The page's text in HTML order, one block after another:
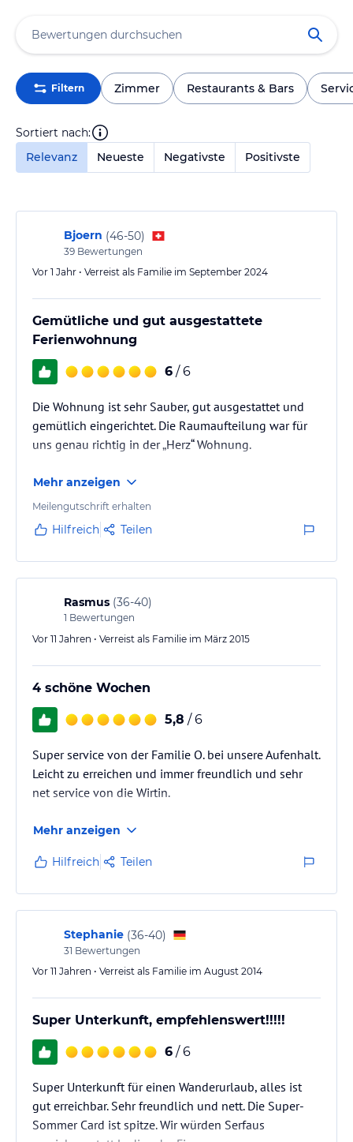
Filtern Zimmer Restaurants & Bars
Sortiert nach:
Relevanz
Neueste Negativste Positivste
Bjoern (46-50)
39 Bewertungen
Vor 1 Jahr • Verreist als Familie im September 2024
Gemütliche und gut ausgestattete
Ferienwohnung
6 / 6
Die Wohnung ist sehr Sauber, gut ausgestattet und
gemütlich eingerichtet. Die Raumaufteilung war für
uns genau richtig in der „Herz“ Wohnung.
Mehr anzeigen
Meilengutschrift erhalten
Hilfreich Teilen
Rasmus (36-40)
1 Bewertungen
Vor 11 Jahren • Verreist als Familie im März 2015
4 schöne Wochen
5,8 / 6
Super service von der Familie O. bei unsere Aufenhalt.
Leicht zu erreichen und immer freundlich und sehr
net service von die Wirtin.
Mehr anzeigen
Hilfreich Teilen
Stephanie (36-40)
31 Bewertungen
Vor 11 Jahren • Verreist als Familie im August 2014
Super Unterkunft, empfehlenswert!!!!!
6 / 6
Super Unterkunft für einen Wanderurlaub, alles ist
gut erreichbar. Sehr freundlich und nett. Die Super-
Sommer Card ist spitze. Wir würden Serfaus